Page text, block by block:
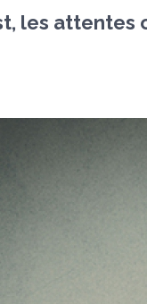
les attentes